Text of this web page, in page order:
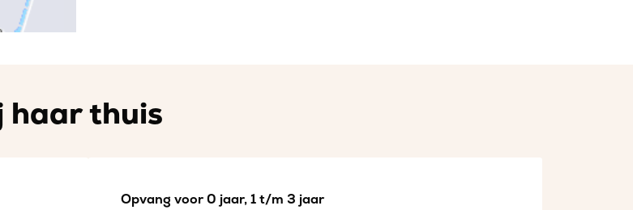
haar thuis
Opvang voor 0 jaar, 1 t/m 3 jaar